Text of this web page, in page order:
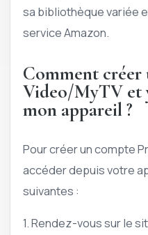
sa bibliothèque variée
service Amazon.
Comment
Video/MyTV et
mon appareil ?
Pour créer un compte
accéder depuis votre
suivantes :
1. Rendez-vous sur le